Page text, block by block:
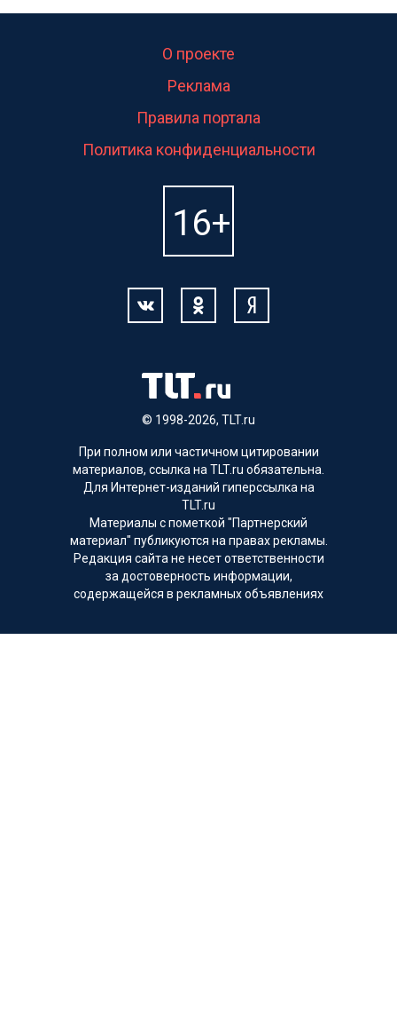
© 1998-2026, TLT.ru
О проекте
Реклама
Правила портала
Политика конфиденциальности
При полном или частичном цитировании
материалов, ссылка на TLT.ru обязательна.
Для Интернет-изданий гиперссылка на
TLT.ru
Материалы с пометкой "Партнерский
материал" публикуются на правах рекламы.
Редакция сайта не несет ответственности
за достоверность информации,
содержащейся в рекламных объявлениях